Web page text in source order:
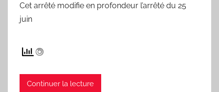
Cet arrêté modifie en profondeur l’arrêté du 25
juin
Continuer la lecture